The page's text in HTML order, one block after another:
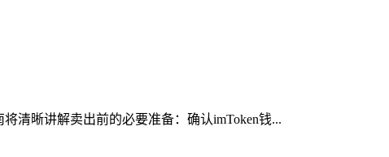
清晰讲解卖出前的必要准备：确认imToken钱...